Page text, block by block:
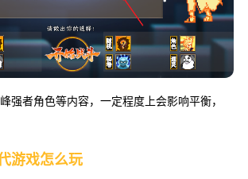
强者角色等内容，一定程度上会影响平衡，
游戏怎么玩